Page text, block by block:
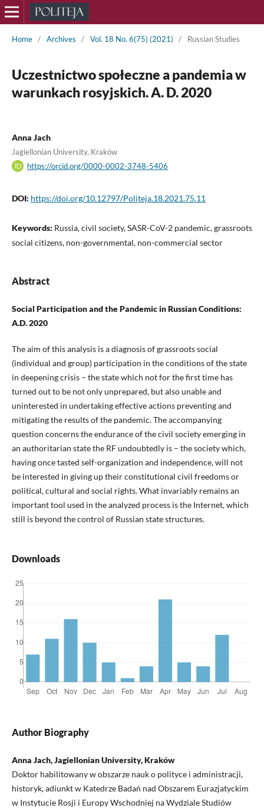
Home / Archives / Vol. 18 No. 6(75) (2021) / Russian Studies
Uczestnictwo społeczne a pandemia w
warunkach rosyjskich. A. D. 2020
Anna Jach
Jagiellonian University, Kraków
https://orcid.org/0000-0002-3748-5406
DOI: https://doi.org/10.12797/Politeja.18.2021.75.11
Keywords: Russia, civil society, SASR-CoV-2 pandemic, grassroots
social citizens, non-governmental, non-commercial sector
Abstract
Social Participation and the Pandemic in Russian Conditions:
A.D. 2020
The aim of this analysis is a diagnosis of grassroots social
(individual and group) participation in the conditions of the state
in deepening crisis – the state which not for the first time has
turned out to be not only unprepared, but also unable and
uninterested in undertaking effective actions preventing and
mitigating the results of the pandemic. The accompanying
question concerns the endurance of the civil society emerging in
an authoritarian state the RF undoubtedly is – the society which,
having once tasted self-organization and independence, will not
be interested in giving up their constitutional civil freedoms or
political, cultural and social rights. What invariably remains an
important tool used in the analyzed process is the Internet, which
still is beyond the control of Russian state structures.
Downloads
Author Biography
Anna Jach, Jagiellonian University, Kraków
Doktor habilitowany w obszarze nauk o polityce i administracji,
historyk, adiunkt w Katedrze Badań nad Obszarem Eurazjatyckim
w Instytucie Rosji i Europy Wschodniej na Wydziale Studiów